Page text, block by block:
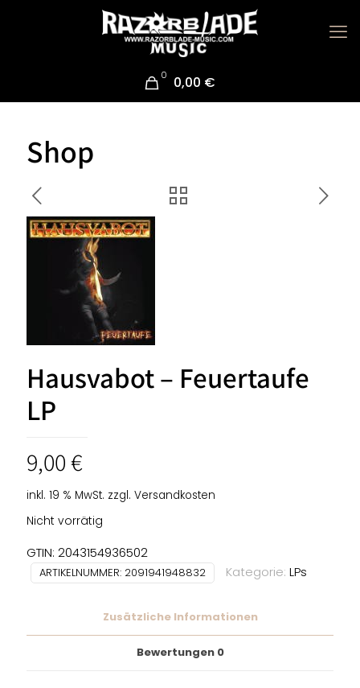
0 0,00 €
Shop
Hausvabot – Feuertaufe
LP
9,00€
inkl. 19 % MwSt. zzgl. Versandkosten
Nicht vorrätig
GTIN: 2043154936502
ARTIKELNUMMER: 2091941948832 Kategorie: LPs
Zusätzliche Informationen
Bewertungen 0